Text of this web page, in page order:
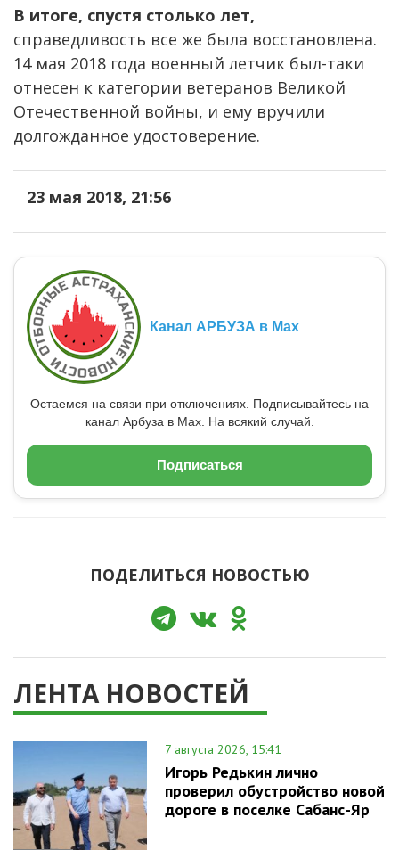
В итоге, спустя столько лет,
справедливость все же была восстановлена.
14 мая 2018 года военный летчик был-таки
отнесен к категории ветеранов Великой
Отечественной войны, и ему вручили
долгожданное удостоверение.
23 мая 2018, 21:56
Канал АРБУЗА в Max
Остаемся на связи при отключениях. Подписывайтесь на
канал Арбуза в Max. На всякий случай.
Подписаться
ПОДЕЛИТЬСЯ НОВОСТЬЮ
ЛЕНТА НОВОСТЕЙ
7 августа 2026, 15:41
Игорь Редькин лично
проверил обустройство новой
дороге в поселке Сабанс-Яр